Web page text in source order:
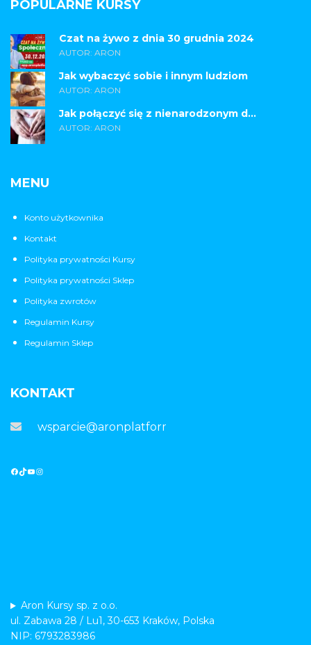
POPULARNE KURSY
Czat na żywo z dnia 30 grudnia 2024
AUTOR: ARON
Jak wybaczyć sobie i innym ludziom
AUTOR: ARON
Jak połączyć się z nienarodzonym d...
AUTOR: ARON
MENU
Konto użytkownika
Kontakt
Polityka prywatności Kursy
Polityka prywatności Sklep
Polityka zwrotów
Regulamin Kursy
Regulamin Sklep
KONTAKT
wsparcie@aronplatforma.pl
Aron Kursy sp. z o.o.
ul. Zabawa 28 / Lu1, 30-653 Kraków, Polska
NIP: 6793283986